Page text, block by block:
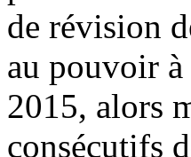
de révision
au pouvoir
2015, alors
consécutifs